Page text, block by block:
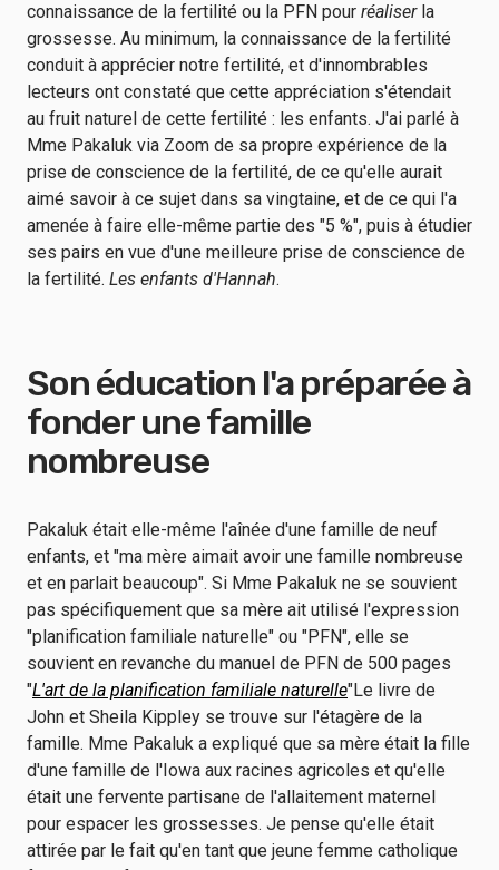
connaissance de la fertilité ou la PFN pour réaliserla
grossesse. Au minimum, la connaissance de la fertilité
conduit à apprécier notre fertilité, et d'innombrables
lecteurs ont constaté que cette appréciation s'étendait
au fruit naturel de cette fertilité : les enfants. J'ai parlé à
Mme Pakaluk via Zoom de sa propre expérience de la
prise de conscience de la fertilité, de ce qu'elle aurait
aimé savoir à ce sujet dans sa vingtaine, et de ce qui l'a
amenée à faire elle-même partie des "5 %", puis à étudier
ses pairs en vue d'une meilleure prise de conscience de
la fertilité. Les enfants d'Hannah.
Son éducation l'a préparée à
fonder une famille
nombreuse
Pakaluk était elle-même l'aînée d'une famille de neuf
enfants, et "ma mère aimait avoir une famille nombreuse
et en parlait beaucoup". Si Mme Pakaluk ne se souvient
pas spécifiquement que sa mère ait utilisé l'expression
"planification familiale naturelle" ou "PFN", elle se
souvient en revanche du manuel de PFN de 500 pages
"L'art de la planification familiale naturelle"Le livre de
John et Sheila Kippley se trouve sur l'étagère de la
famille. Mme Pakaluk a expliqué que sa mère était la fille
d'une famille de l'Iowa aux racines agricoles et qu'elle
était une fervente partisane de l'allaitement maternel
pour espacer les grossesses. Je pense qu'elle était
attirée par le fait qu'en tant que jeune femme catholique